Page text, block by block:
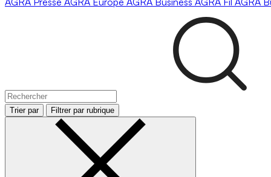
Trier par Filtrer par rubrique